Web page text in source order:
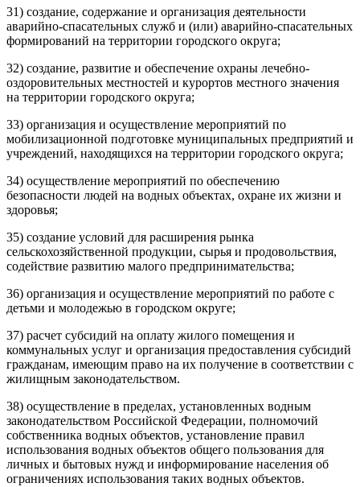
31) создание, содержание и организация деятельности
аварийно-спасательных служб и (или) аварийно-спасательных
формирований на территории городского округа;
32) создание, развитие и обеспечение охраны лечебно-
оздоровительных местностей и курортов местного значения
на территории городского округа;
33) организация и осуществление мероприятий по
мобилизационной подготовке муниципальных предприятий и
учреждений, находящихся на территории городского округа;
34) осуществление мероприятий по обеспечению
безопасности людей на водных объектах, охране их жизни и
здоровья;
35) создание условий для расширения рынка
сельскохозяйственной продукции, сырья и продовольствия,
содействие развитию малого предпринимательства;
36) организация и осуществление мероприятий по работе с
детьми и молодежью в городском округе;
37) расчет субсидий на оплату жилого помещения и
коммунальных услуг и организация предоставления субсидий
гражданам, имеющим право на их получение в соответствии с
жилищным законодательством.
38) осуществление в пределах, установленных водным
законодательством Российской Федерации, полномочий
собственника водных объектов, установление правил
использования водных объектов общего пользования для
личных и бытовых нужд и информирование населения об
ограничениях использования таких водных объектов.